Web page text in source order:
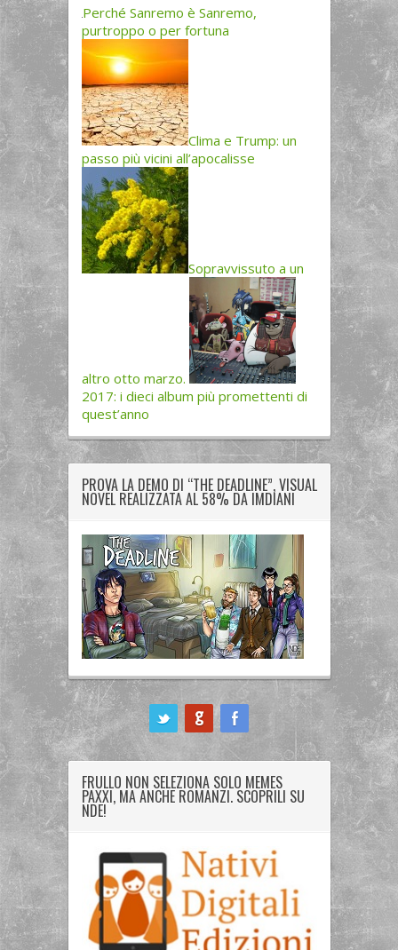
Perché Sanremo è Sanremo,
purtroppo o per fortuna
Clima e Trump: un
passo più vicini all’apocalisse
Sopravvissuto a un
altro otto marzo.
2017: i dieci album più promettenti di
quest’anno
PROVA LA DEMO DI “THE DEADLINE”, VISUAL
NOVEL REALIZZATA AL 58% DA IMDIANI
FRULLO NON SELEZIONA SOLO MEMES
PAXXI, MA ANCHE ROMANZI. SCOPRILI SU
NDE!